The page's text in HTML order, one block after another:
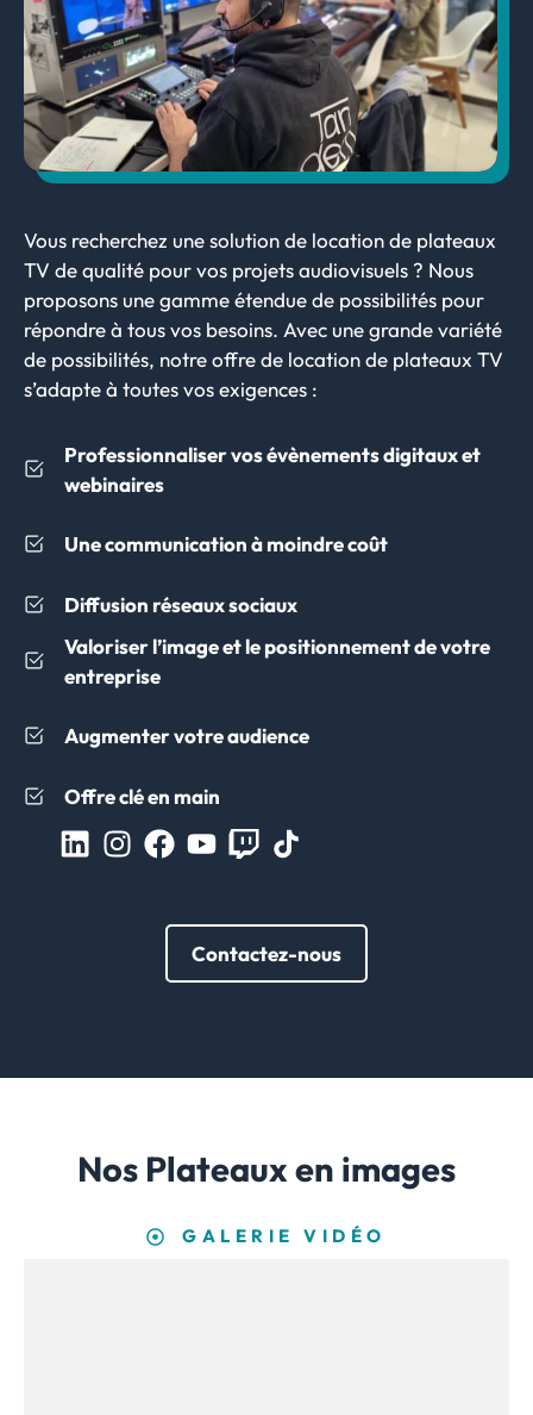
Vous recherchez une solution de location de plateaux
TV de qualité pour vos projets audiovisuels ? Nous
proposons une gamme étendue de possibilités pour
répondre à tous vos besoins. Avec une grande variété
de possibilités, notre offre de location de plateaux TV
s’adapte à toutes vos exigences :
Professionnaliser vos évènements digitaux et
webinaires
Une communication à moindre coût
Diffusion réseaux sociaux
Valoriser l’image et le positionnement de votre
entreprise
Augmenter votre audience
Offre clé en main
Contactez-nous
Nos Plateaux en images
GALERIEVIDÉO